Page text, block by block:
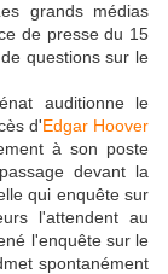
grands médias
de presse du 15
questions sur le
auditionne le
d'Edgar Hoover
à son poste
devant la
qui enquête sur
l'attendent au
l'enquête sur le
spontanément